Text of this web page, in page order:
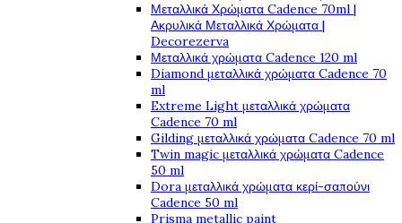
Μεταλλικά Χρώματα Cadence 70ml |
Ακρυλικά Μεταλλικά Χρώματα |
Decorezerva
Μεταλλικά χρώματα Cadence 120 ml
Diamond μεταλλικά χρώματα Cadence 70
ml
Extreme Light μεταλλικά χρώματα
Cadence 70 ml
Gilding μεταλλικά χρώματα Cadence 70 ml
Twin magic μεταλλικά χρώματα Cadence
50 ml
Dora μεταλλικά χρώματα κερί-σαπούνι
Cadence 50 ml
Prisma metallic paint